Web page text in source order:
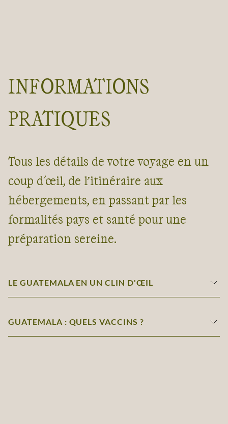
INFORMATIONS
PRATIQUES
Tous les détails de votre voyage en un
coup d'œil, de l’itinéraire aux
hébergements, en passant par les
formalités pays et santé pour une
préparation sereine.
LE GUATEMALA EN UN CLIN D'ŒIL
GUATEMALA : QUELS VACCINS ?